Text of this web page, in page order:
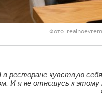
в ресторане чувствую
И я не отношусь к этому